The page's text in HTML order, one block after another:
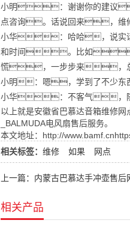
小明：谢谢你的建议
点咨询。话说回来，
小华：哈哈，说实
和时间。比如
慌，一步步来，
小明：嗯，学到了不少
小华：不客气，
以上就是安徽省巴慕达音箱维修
_BALMUDA电风扇售后服务。
本文地址：http://
相关标签： 维修 如果 网点
上一篇：内蒙古巴慕达手冲壶售
相关产品